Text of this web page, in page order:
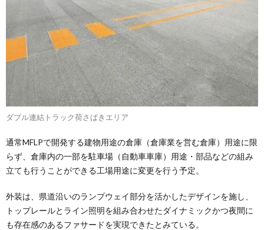
ダブル連結トラック荷さばきエリア
通常MFLPで開発する建物用途の倉庫（倉庫業を営む倉庫）用途に限
らず、倉庫内の一部を駐車場（自動車車庫）用途・部品などの組み
立ても行うことができる工場用途に変更を行う予定。
外装は、県道沿いのランプウェイ部分を活かしたデザインを施し、
トップレールとライン照明を組み合わせたダイナミックかつ夜間に
も存在感のあるファサードを実現できたとみている。